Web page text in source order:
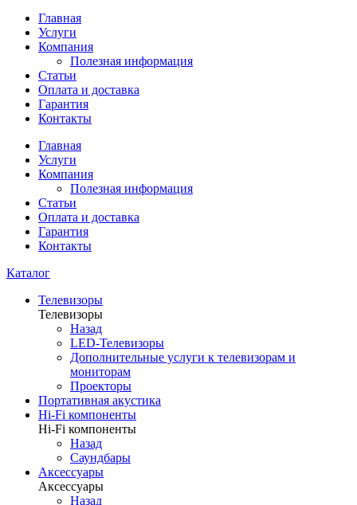
Главная
Услуги
Компания
Полезная информация
Статьи
Оплата и доставка
Гарантия
Контакты
Главная
Услуги
Компания
Полезная информация
Статьи
Оплата и доставка
Гарантия
Контакты
Каталог
Телевизоры
Телевизоры
Назад
LED-Телевизоры
Дополнительные услуги к телевизорам и
мониторам
Проекторы
Портативная акустика
Hi-Fi компоненты
Hi-Fi компоненты
Назад
Саундбары
Аксессуары
Аксессуары
Назад